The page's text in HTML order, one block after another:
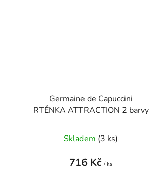
Germaine de Capuccini
RTĚNKA ATTRACTION 2 barvy
Skladem (3 ks)
716 Kč/ ks